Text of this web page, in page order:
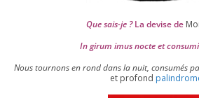
Que sais-je ?La devise de
In girum imus nocte et
Nous tour­nons en rond dans la nuit, consu­més
et pro­fond